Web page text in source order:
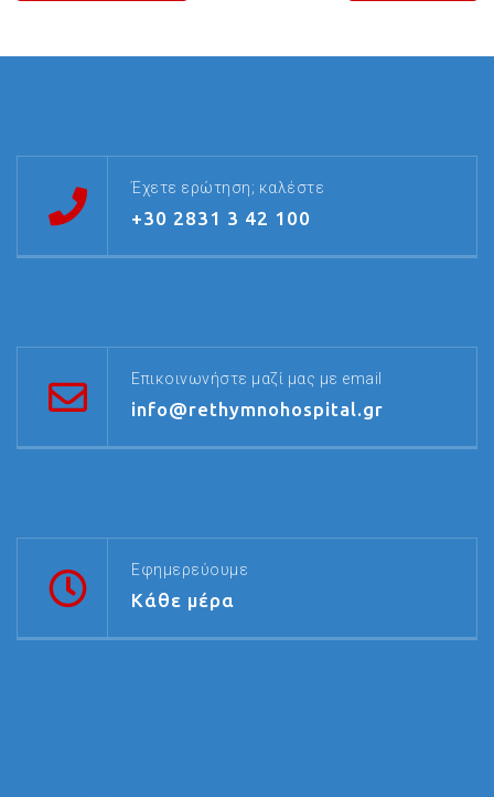
Έχετε ερώτηση; καλέστε
+30 2831 3 42 100
Επικοινωνήστε μαζί μας με email
info@rethymnohospital.gr
Εφημερεύουμε
Κάθε μέρα